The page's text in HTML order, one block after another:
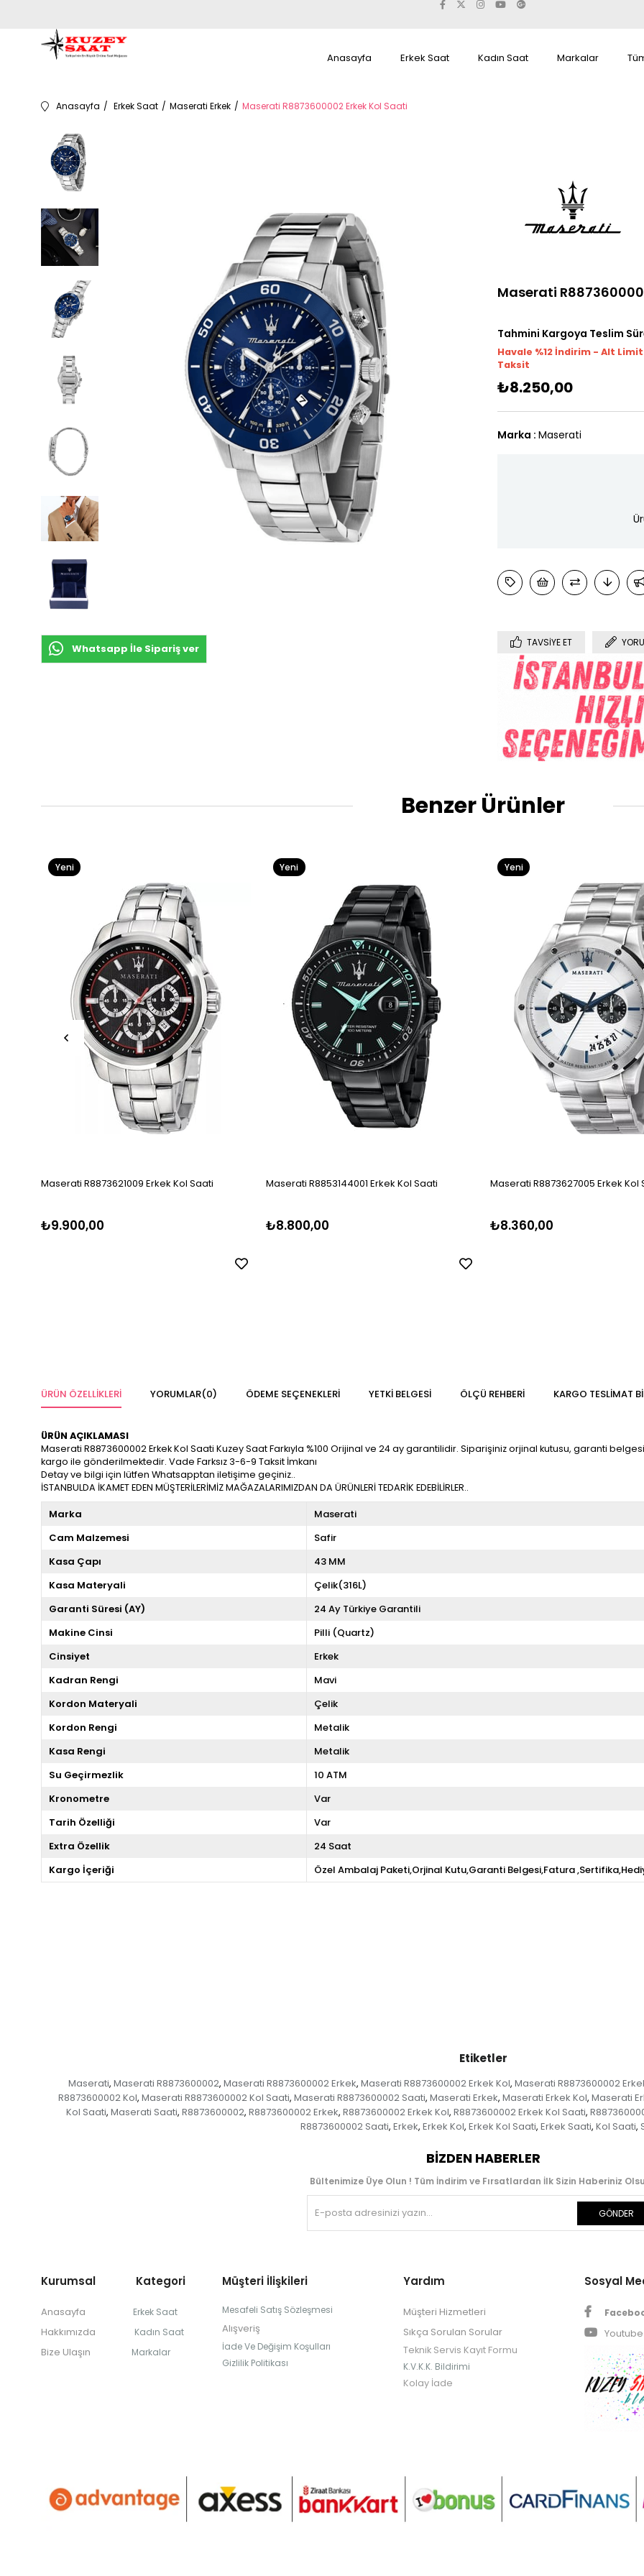
Anasayfa Erkek Saat Kadın Saat Markalar
Anasayfa Erkek Saat Maserati Erkek Maserati R8873600002 Erkek Kol Saati
Whatsapp İle Sipariş ver
Maserati
Tahmini Kargoya Teslim
Havale %12 İndirim - Alt Limit
Taksit
₺8.250,00
Marka : Maserati
TAVSIYE ET
Benzer Ürünler
Maserati R8873621009 Erkek Kol Saati
₺9.900,00
Yeni
Maserati R8853144001 Erkek Kol Saati
₺8.800,00
Yeni
Maserati R8873627005 Erkek Kol
₺8.360,00
Yeni
ÜRÜN ÖZELLIKLERI YORUMLAR(0) ÖDEME SEÇENEKLERI YETKİ BELGESİ ÖLÇÜ REHBERI KARGO TESLIMAT
ÜRÜN AÇIKLAMASI
Maserati R8873600002 Erkek Kol Saati Kuzey Saat Farkıyla %100 Orijinal ve 24 ay garantilidir. Siparişiniz orjinal kutusu, garanti
kargo ile gönderilmektedir. Vade Farksız 3-6-9 Taksit İmkanı
Detay ve bilgi için lütfen Whatsapptan iletişime geçiniz..
İSTANBULDA İKAMET EDEN MÜŞTERİLERİMİZ MAĞAZALARIMIZDAN DA ÜRÜNLERİ TEDARİK EDEBİLİRLER..
Marka
Maserati
Cam Malzemesi
Safir
Kasa Çapı
43 MM
Kasa Materyali
Çelik(316L)
Garanti Süresi (AY)
24 Ay Türkiye Garantili
Makine Cinsi
Pilli (Quartz)
Cinsiyet
Erkek
Kadran Rengi
Mavi
Kordon Materyali
Çelik
Kordon Rengi
Metalik
Kasa Rengi
Metalik
Su Geçirmezlik
10 ATM
Kronometre
Var
Tarih Özelliği
Var
Extra Özellik
24 Saat
Kargo İçeriği
Özel Ambalaj Paketi,Orjinal Kutu,Garanti Belgesi,Fatura
Etiketler
Maserati, Maserati R8873600002, Maserati R8873600002 Erkek, Maserati R8873600002 Erkek Kol, Maserati R8873600002
R8873600002 Kol, Maserati R8873600002 Kol Saati, Maserati R8873600002 Saati, Maserati Erkek, Maserati Erkek Kol, Maserati
Kol Saati, Maserati Saati, R8873600002, R8873600002 Erkek, R8873600002 Erkek Kol, R8873600002 Erkek Kol Saati,
R8873600002 Saati, Erkek, Erkek Kol, Erkek Kol Saati, Erkek Saati, Kol Saati,
BIZDEN HABERLER
Bültenimize Üye Olun ! Tüm İndirim ve Fırsatlardan İlk Sizin Haberiniz
GÖNDER
Kurumsal Kategori
Anasayfa Erkek Saat
Hakkımızda Kadın Saat
Bize Ulaşın Markalar
Müşteri İlişkileri
Mesafeli Satış Sözleşmesi
Alışveriş
İade Ve Değişim Koşulları
Gizlilik Politikası
Yardım
Müşteri Hizmetleri
Sıkça Sorulan Sorular
Teknik Servis Kayıt Formu
K.V.K.K. Bildirimi
Kolay İade
Sosyal
Youtube